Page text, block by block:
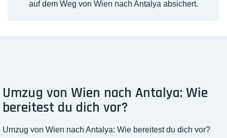
auf dem Weg von Wien nach Antalya absichert.
Umzug von Wien nach Antalya: Wie
bereitest du dich vor?
Umzug von Wien nach Antalya: Wie bereitest du dich vor?